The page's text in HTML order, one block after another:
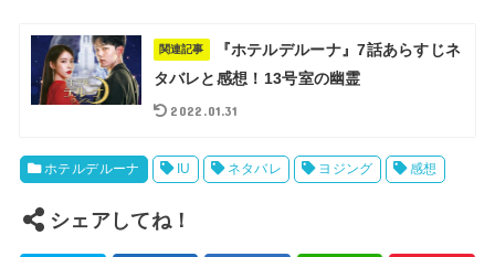
関連記事
『ホテルデルーナ』7話あらすじネ
タバレと感想！13号室の幽霊
2022.01.31
ホテルデルーナ IU ネタバレ ヨジング 感想
シェアしてね！